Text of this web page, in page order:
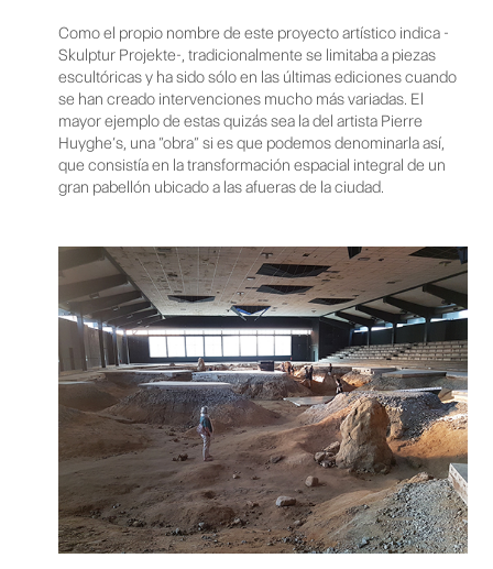
Como el propio nombre de este proyecto artístico indica -
Skulptur Projekte-, tradicionalmente se limitaba a piezas
escultóricas y ha sido sólo en las últimas ediciones cuando
se han creado intervenciones mucho más variadas. El
mayor ejemplo de estas quizás sea la del artista Pierre
Huyghe’s, una “obra” si es que podemos denominarla así,
que consistía en la transformación espacial integral de un
gran pabellón ubicado a las afueras de la ciudad.